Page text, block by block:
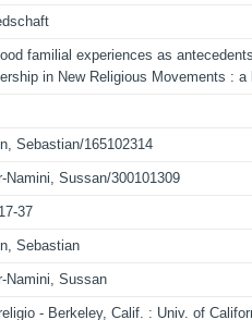
familial experiences as
in New Religious Movements : a
Sebastian/165102314
Namini, Sussan/300101309
37
Sebastian
Namini, Sussan
- Berkeley, Calif. : Univ. of